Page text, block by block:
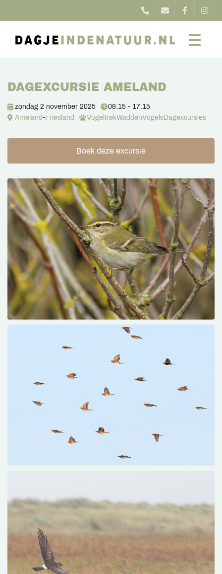
DAGEXCURSIE AMELAND
zondag 2 november 2025
08:15 - 17:15
Ameland-Friesland VogeltrekWaddenVogelsDagexcursies
Boek deze excursie